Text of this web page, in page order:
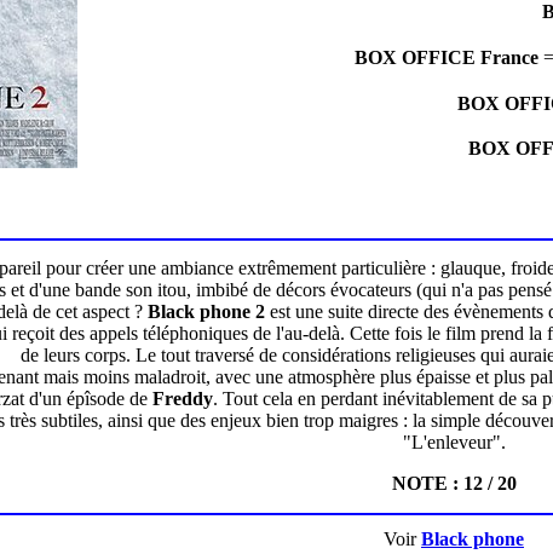
BOX OFFICE France=
BOX
BOX
pour créer une ambiance extrêmement particulière : glauque,
et d'une bande son itou, imbibé de décors évocateurs (qui n'a pas
de cet aspect ? Black phone 2 est une suite directe des
reçoit des appels téléphoniques de l'au-delà. Cette fois le film prend
de leurs corps. Le tout traversé de considérations religieuses qui
mais moins maladroit, avec une atmosphère plus épaisse et plus
d'un épîsode de Freddy. Tout cela en perdant inévitablement de sa
très subtiles, ainsi que des enjeux bien trop maigres : la simple
"L'enleveur".
NOTE : 12 / 20
VoirBlack phone